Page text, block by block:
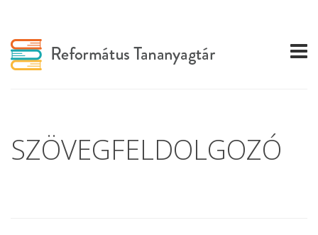
SZÖVEGFELDOLGOZÓ